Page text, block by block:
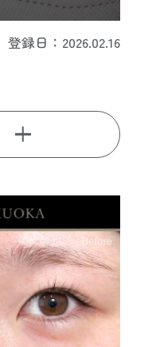
登録日：2026.02.16